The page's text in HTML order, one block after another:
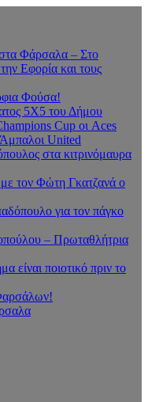
Φάρσαλα – Στο
Εφορία και τους
Φούσα!
5Χ5 του Δήμου
Cup οι Aces
United
στα κιτρινόμαυρα
τον Φώτη Γκατζανά ο
για τον πάγκο
– Πρωταθλήτρια
είναι ποιοτικό πριν το